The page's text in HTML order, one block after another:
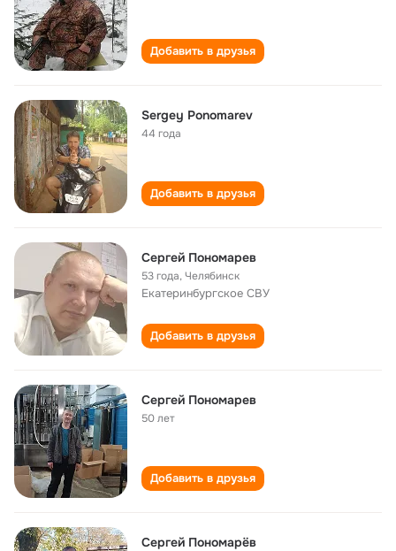
Добавить в друзья
Sergey Ponomarev
44 года
Добавить в друзья
Сергей Пономарев
53 года,Челябинск
Екатеринбургское СВУ
Добавить в друзья
Сергей Пономарев
50 лет
Добавить в друзья
Сергей Пономарёв